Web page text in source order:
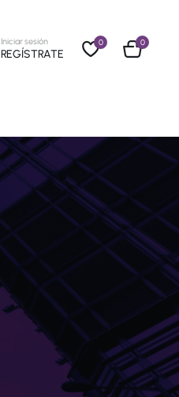
Iniciar sesión
REGÍSTRATE
0 0